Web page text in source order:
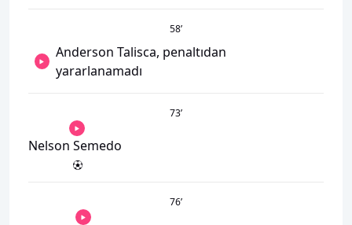
58’
Anderson Talisca, penaltıdan
yararlanamadı
73’
Nelson Semedo
76’